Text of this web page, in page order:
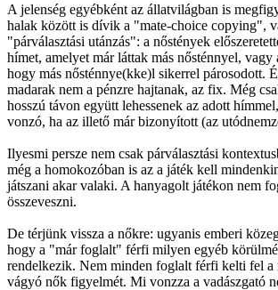
A jelenség egyébként az állatvilágban is
halak között is dívik a "mate-choice copying",
"párválasztási utánzás": a nőstények
hímet, amelyet már láttak más nősténnyel,
hogy más nősténnye(kke)l sikerrel párosodott.
madarak nem a pénzre hajtanak, az fix. Még
hosszú távon együtt lehessenek az adott
vonzó, ha az illető már bizonyított (az
Ilyesmi persze nem csak párválasztási
még a homokozóban is az a játék kell
játszani akar valaki. A hanyagolt játékon nem
összeveszni.
De térjünk vissza a nőkre: ugyanis emberi
hogy a "már foglalt" férfi milyen egyéb
rendelkezik. Nem minden foglalt férfi kelti fel a
vágyó nők figyelmét. Mi vonzza a vadászgató